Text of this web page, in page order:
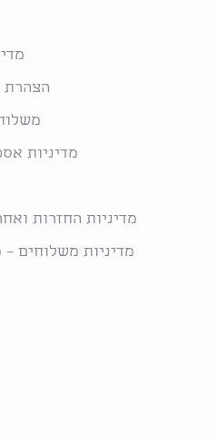
הצהרת
מדיניות
מדיניות החזרות
מדיניות משלוחים –